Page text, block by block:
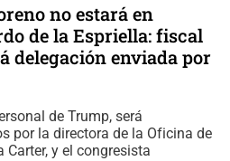
no estará en
de la Espriella: fiscal
delegación enviada por
de Trump, será
por la directora de la Oficina de
Carter, y el congresista